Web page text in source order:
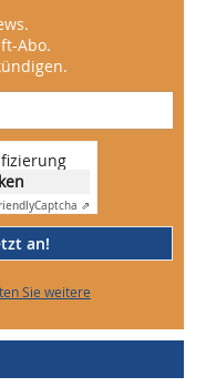
Abo.
Captcha ⇗
an!
Sie weitere